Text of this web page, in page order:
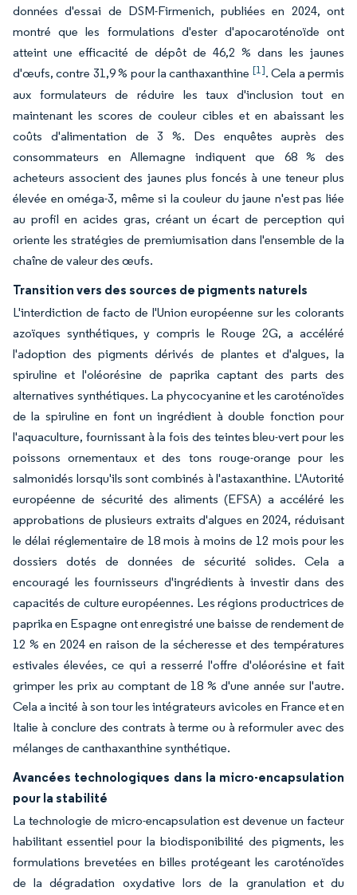
données d'essai de DSM-Firmenich, publiées en 2024, ont
montré que les formulations d'ester d'apocaroténoïde ont
atteint une efficacité de dépôt de 46,2 % dans les jaunes
d'œufs, contre 31,9 % pour la canthaxanthine [1]. Cela a permis
aux formulateurs de réduire les taux d'inclusion tout en
maintenant les scores de couleur cibles et en abaissant les
coûts d'alimentation de 3 %. Des enquêtes auprès des
consommateurs en Allemagne indiquent que 68 % des
acheteurs associent des jaunes plus foncés à une teneur plus
élevée en oméga-3, même si la couleur du jaune n'est pas liée
au profil en acides gras, créant un écart de perception qui
oriente les stratégies de premiumisation dans l'ensemble de la
chaîne de valeur des œufs.
Transition vers des sources de pigments naturels
L'interdiction de facto de l'Union européenne sur les colorants
azoïques synthétiques, y compris le Rouge 2G, a accéléré
l'adoption des pigments dérivés de plantes et d'algues, la
spiruline et l'oléorésine de paprika captant des parts des
alternatives synthétiques. La phycocyanine et les caroténoïdes
de la spiruline en font un ingrédient à double fonction pour
l'aquaculture, fournissant à la fois des teintes bleu-vert pour les
poissons ornementaux et des tons rouge-orange pour les
salmonidés lorsqu'ils sont combinés à l'astaxanthine. L'Autorité
européenne de sécurité des aliments (EFSA) a accéléré les
approbations de plusieurs extraits d'algues en 2024, réduisant
le délai réglementaire de 18 mois à moins de 12 mois pour les
dossiers dotés de données de sécurité solides. Cela a
encouragé les fournisseurs d'ingrédients à investir dans des
capacités de culture européennes. Les régions productrices de
paprika en Espagne ont enregistré une baisse de rendement de
12 % en 2024 en raison de la sécheresse et des températures
estivales élevées, ce qui a resserré l'offre d'oléorésine et fait
grimper les prix au comptant de 18 % d'une année sur l'autre.
Cela a incité à son tour les intégrateurs avicoles en France et en
Italie à conclure des contrats à terme ou à reformuler avec des
mélanges de canthaxanthine synthétique.
Avancées technologiques dans la micro-encapsulation
pour la stabilité
La technologie de micro-encapsulation est devenue un facteur
habilitant essentiel pour la biodisponibilité des pigments, les
formulations brevetées en billes protégeant les caroténoïdes
de la dégradation oxydative lors de la granulation et du